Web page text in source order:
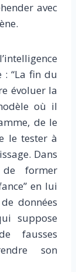
avec
: “La fin du
évoluer la
où il
de le
le tester à
Dans
former
en lui
données
suppose
fausses
son